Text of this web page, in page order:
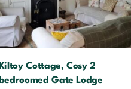
Kiltoy Cottage, Cosy 2
bedroomed Gate Lodge